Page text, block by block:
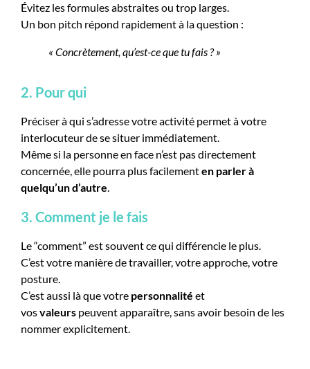
Évitez les formules abstraites ou trop larges.
Un bon pitch répond rapidement à la question :
« Concrètement, qu’est-ce que tu fais ? »
2. Pour qui
Préciser à qui s’adresse votre activité permet à votre
interlocuteur de se situer immédiatement.
Même si la personne en face n’est pas directement
concernée, elle pourra plus facilementen parler à
quelqu’un d’autre.
3. Comment je le fais
Le “comment” est souvent ce qui différencie le plus.
C’est votre manière de travailler, votre approche, votre
posture.
C’est aussi là que votre personnalité et
vosvaleurs peuvent apparaître, sans avoir besoin de les
nommer explicitement.